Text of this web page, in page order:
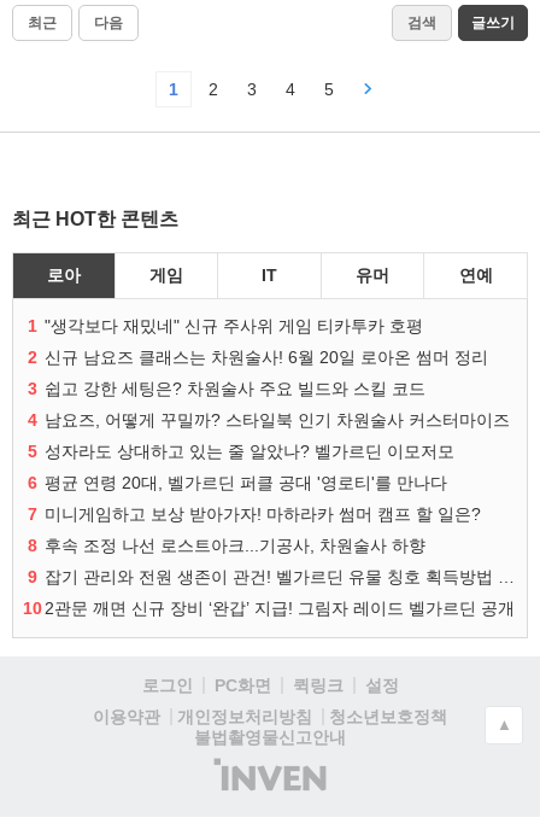
최근 다음 검색 글쓰기
1 2 3 4 5
최근 HOT한 콘텐츠
로아 게임 IT 유머 연예
1 "생각보다 재밌네" 신규 주사위 게임 티카투카 호평
2 신규 남요즈 클래스는 차원술사! 6월 20일 로아온 썸머 정리
3 쉽고 강한 세팅은? 차원술사 주요 빌드와 스킬 코드
4 남요즈, 어떻게 꾸밀까? 스타일북 인기 차원술사 커스터마이즈
5 성자라도 상대하고 있는 줄 알았나? 벨가르딘 이모저모
6 평균 연령 20대, 벨가르딘 퍼클 공대 '영로티'를 만나다
7 미니게임하고 보상 받아가자! 마하라카 썸머 캠프 할 일은?
8 후속 조정 나선 로스트아크...기공사, 차원술사 하향
9
102관문 깨면 신규 장비 ‘완갑’ 지급! 그림자 레이드 벨가르딘 공개
로그인 PC화면 퀵링크
설정
이용약관
개인정보처리방침
청소년보호정책
불법촬영물신고안내
(주)
인
▲